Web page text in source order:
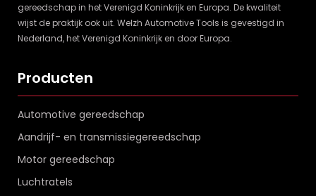
gereedschap in het Verenigd Koninkrijk en Europa. De kwaliteit
wijst de praktijk ook uit. Welzh Automotive Tools is gevestigd in
Nederland, het Verenigd Koninkrijk en door Europa.
Producten
Automotive gereedschap
Aandrijf- en transmissiegereedschap
Motor gereedschap
Luchtratels